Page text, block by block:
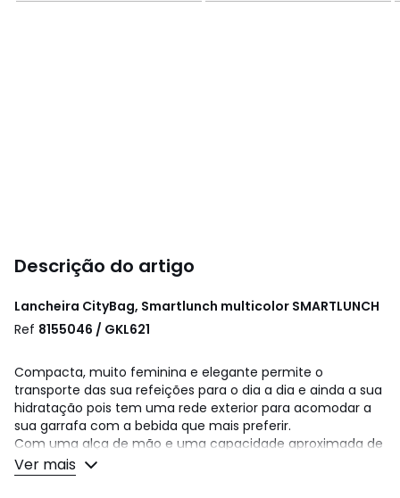
Descrição do artigo
Lancheira CityBag, Smartlunch multicolor SMARTLUNCH
Ref 8155046 / GKL621
Compacta, muito feminina e elegante permite o
transporte das sua refeições para o dia a dia e ainda a sua
hidratação pois tem uma rede exterior para acomodar a
sua garrafa com a bebida que mais preferir.
Com uma alça de mão e uma capacidade aproximada de
2,5L
Ver mais